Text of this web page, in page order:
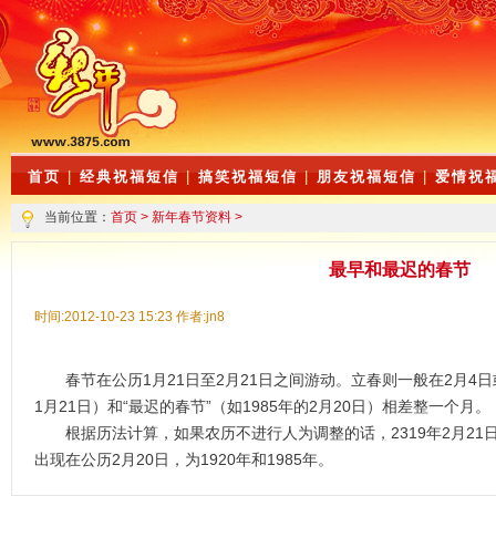
首页 | 经典祝福短信 | 搞笑祝福短信 | 朋友祝福短信 | 爱情祝
当前位置： 首页 > 新年春节资料 >
最早和最迟的春节
时间:2012-10-23 15:23 作者:jn8
春节在公历1月21日至2月21日之间游动。立春则一般在2月4日
1月21日）和“最迟的春节”（如1985年的2月20日）相差整一个月。
根据历法计算，如果农历不进行人为调整的话，2319年2月21日
出现在公历2月20日，为1920年和1985年。